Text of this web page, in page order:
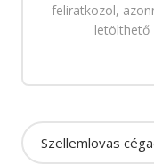
feliratkozol,
letölthető
Szellemlovas